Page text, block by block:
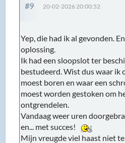
#9 20-02-2026 20:00:52
Yep, die had ik al gevonden.
oplossing.
Ik had een sloopslot ter
bestudeerd. Wist dus waar ik
moest boren en waar een
moest worden gestoken om
ontgrendelen.
Vandaag weer uren
en... met succes!
Mijn vreugde viel haast niet